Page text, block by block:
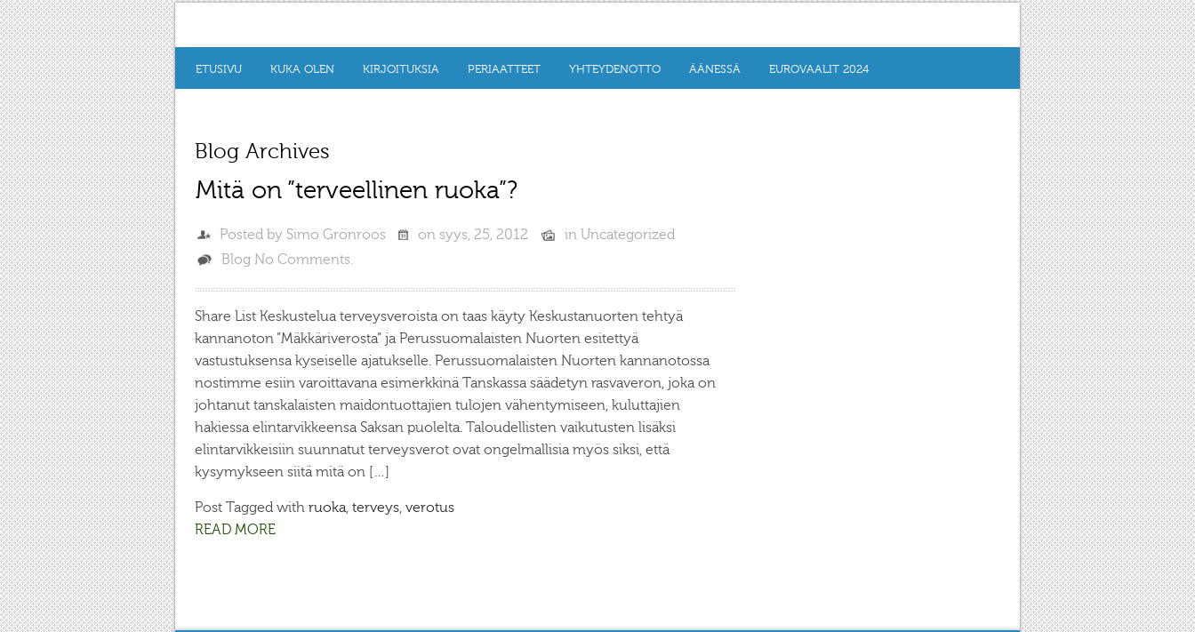
ETUSIVU KUKA OLEN KIRJOITUKSIA PERIAATTEET YHTEYDENOTTO ÄÄNESSÄ EUROVAALIT 2024
Blog Archives
Mitä on ”terveellinen ruoka”?
Posted by Simo Grönroos on syys, 25, 2012 in Uncategorized
Blog No Comments.
Share List Keskustelua terveysveroista on taas käyty Keskustanuorten tehtyä
kannanoton ”Mäkkäriverosta” ja Perussuomalaisten Nuorten esitettyä
vastustuksensa kyseiselle ajatukselle. Perussuomalaisten Nuorten kannanotossa
nostimme esiin varoittavana esimerkkinä Tanskassa säädetyn rasvaveron, joka on
johtanut tanskalaisten maidontuottajien tulojen vähentymiseen, kuluttajien
hakiessa elintarvikkeensa Saksan puolelta. Taloudellisten vaikutusten lisäksi
elintarvikkeisiin suunnatut terveysverot ovat ongelmallisia myös siksi, että
kysymykseen siitä mitä on […]
Post Tagged with ruoka, terveys, verotus
READ MORE